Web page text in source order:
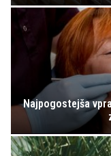
Najpogostejša